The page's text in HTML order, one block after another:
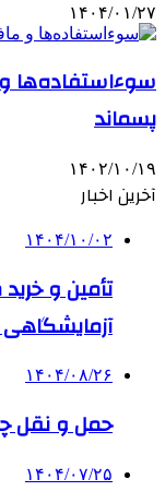
۱۴۰۴/۰۱/۲۷
سوءاستفاده‌ها و
پسماند
۱۴۰۲/۱۰/۱۹
آخرین اخبار
۱۴۰۴/۱۰/۰۲
تأمین و
۱۴۰۴/۰۸/۲۶
حمل و نقل
۱۴۰۴/۰۷/۲۵